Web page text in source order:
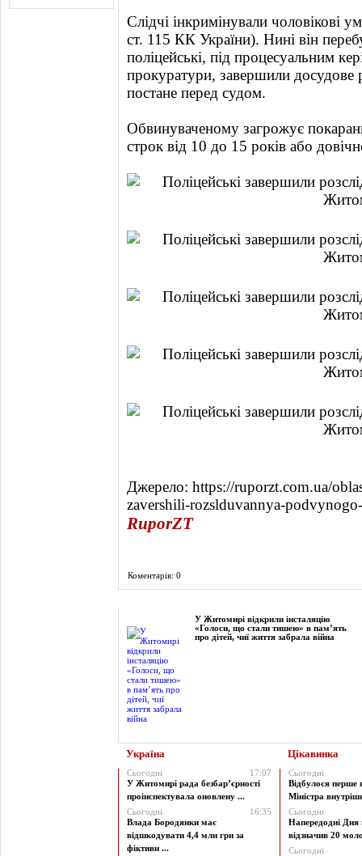
Слідчі інкримінували чоловікові
ст. 115 КК України). Нині він
поліцейські, під процесуальним
прокуратури, завершили досудове
постане перед судом.
Обвинуваченому загрожує
строк від 10 до 15 років або
Джерело: https://ruporzt.com.ua/
zavershili-rozslduvannya-
RuporZT
Коментарів: 0
У Житомирі відкрили інсталяцію
«Голоси, що стали тишею» в пам’ять
про дітей, чиї життя забрала війна
Україна Цікавинка
Сьогодні
17:07
У Житомирі рада безбар’єрності
проінспектувала оновлену ...
Сьогодні
16:35
Влада Бородянки має
відшкодувати 4,4 млн грн за
фіктивн ...
Сьогодні
Відбулося перше
Міністра
Сьогодні
Напередодні Дня
відзначив 20
Сьогодні